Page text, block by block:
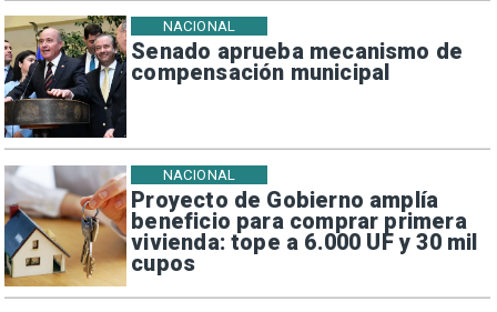
Senado aprueba mecanismo de
compensación municipal
NACIONAL
Proyecto de Gobierno amplía
beneficio para comprar primera
vivienda: tope a 6.000 UF y 30 mil
cupos
NACIONAL